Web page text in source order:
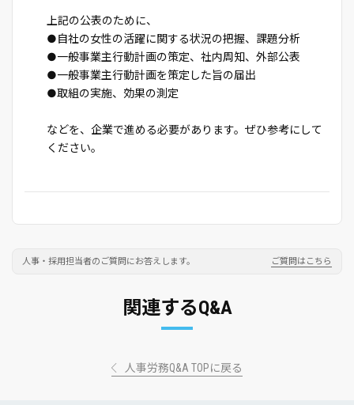
上記の公表のために、
●自社の女性の活躍に関する状況の把握、課題分析
●一般事業主行動計画の策定、社内周知、外部公表
●一般事業主行動計画を策定した旨の届出
●取組の実施、効果の測定
などを、企業で進める必要があります。ぜひ参考にして
ください。
人事・採用担当者のご質問にお答えします。 ご質問はこちら
関連するQ&A
人事労務Q&A TOPに戻る